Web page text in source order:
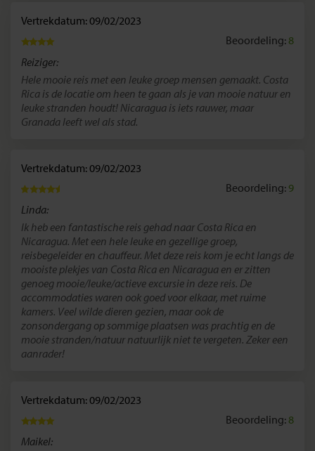
Vertrekdatum: 09/02/2023
Beoordeling: 8
Reiziger:
Hele mooie reis met een leuke groep mensen gemaakt. Costa
Rica is de locatie om heen te gaan als je van mooie natuur en
leuke stranden houdt! Nicaragua is iets rauwer, maar
Granada leeft wel als stad.
Vertrekdatum: 09/02/2023
Beoordeling: 9
Linda:
Ik heb een fantastische reis gehad naar Costa Rica en
Nicaragua. Met een hele leuke en gezellige groep,
reisbegeleider en chauffeur. Met deze reis kom je echt langs de
mooiste plekjes van Costa Rica en Nicaragua en er zitten
genoeg mooie/leuke/actieve excursie in deze reis. De
accommodaties waren ook goed voor elkaar, met ruime
kamers. Veel wilde dieren gezien, maar ook de
zonsondergang op sommige plaatsen was prachtig en de
mooie stranden/natuur natuurlijk niet te vergeten. Zeker een
aanrader!
Vertrekdatum: 09/02/2023
Beoordeling: 8
Maikel: